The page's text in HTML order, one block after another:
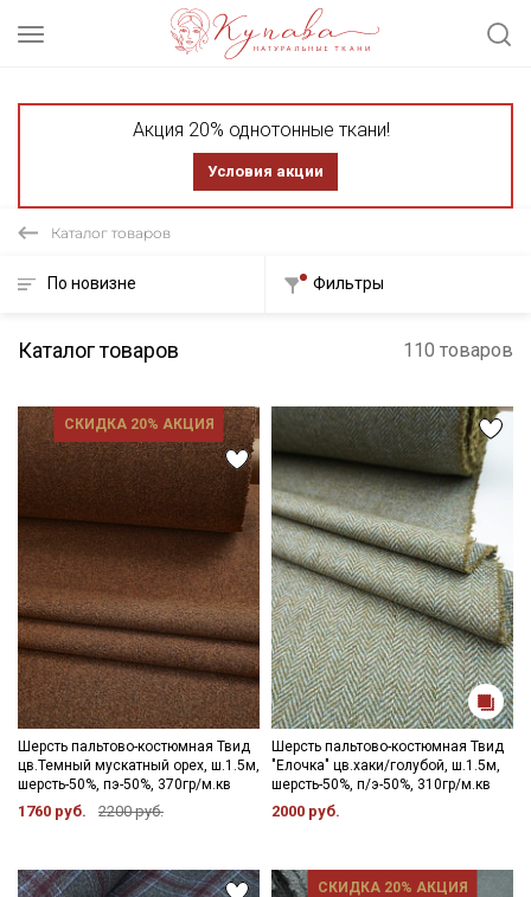
Акция 20% однотонные ткани!
Условия акции
Каталог товаров
По новизне Фильтры
Каталог товаров 110 товаров
СКИДКА 20% АКЦИЯ
Шерсть пальтово-костюмная Твид
цв.Темный мускатный орех, ш.1.5м,
шерсть-50%, пэ-50%, 370гр/м.кв
1760 руб. 2200 руб.
Шерсть пальтово-костюмная Твид
"Елочка" цв.хаки/голубой, ш.1.5м,
шерсть-50%, п/э-50%, 310гр/м.кв
2000 руб.
СКИДКА 20% АКЦИЯ